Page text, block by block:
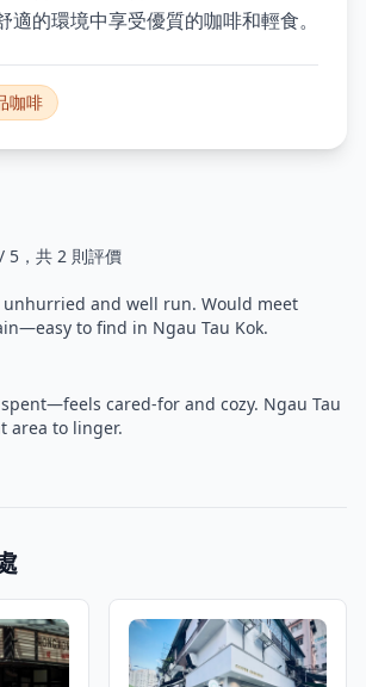
適的環境中享受優質的咖啡和輕食。
咖啡
5，共 2 則評價
unhurried and well run. Would meet
to find in Ngau Tau Kok.
cared-for and cozy. Ngau Tau
area to linger.